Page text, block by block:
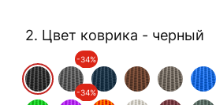
2. Цвет коврика - черный
-34%
-34%